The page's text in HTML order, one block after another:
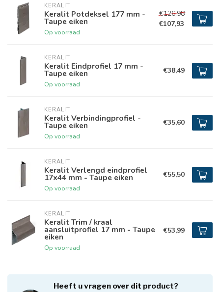
KERALIT
Keralit Potdeksel 177 mm -
Taupe eiken
Op voorraad
€126,98
€107,93
KERALIT
Keralit Eindprofiel 17 mm -
Taupe eiken
Op voorraad
€38,49
KERALIT
Keralit Verbindingprofiel -
Taupe eiken
Op voorraad
€35,60
KERALIT
Keralit Verlengd eindprofiel
17x44 mm - Taupe eiken
Op voorraad
€55,50
KERALIT
Keralit Trim / kraal
aansluitprofiel 17 mm - Taupe
eiken
Op voorraad
€53,99
Heeft u vragen over dit product?